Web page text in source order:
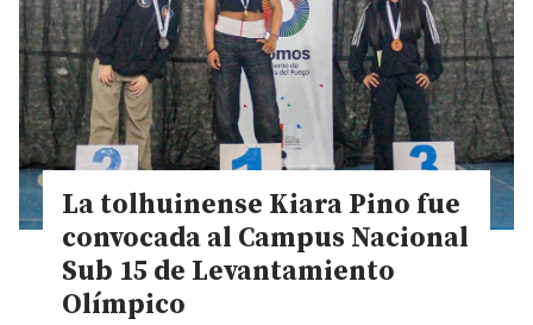
La tolhuinense Kiara Pino fue
convocada al Campus Nacional
Sub 15 de Levantamiento
Olímpico